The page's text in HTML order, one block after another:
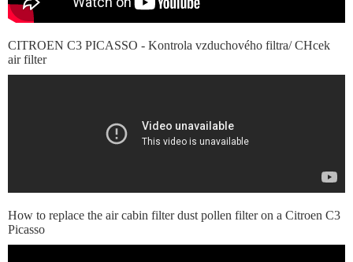
CITROEN C3 PICASSO - Kontrola vzduchového filtra/ CHcek
air filter
How to replace the air cabin filter dust pollen filter on a Citroen C3
Picasso